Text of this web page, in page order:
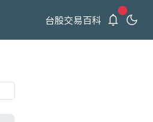
台股交易百科 新通知